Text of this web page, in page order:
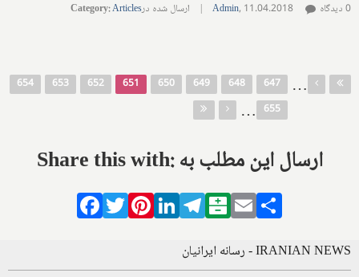
Admin, 11.04.2018
| ارسال شده در Category:Articles 0 دیدگاه
صفحه‌ها
…
647
648
649
650
651
652
653
654
655
…
Share this with: ارسال این مطلب به
Facebook
TwitterPinterestLinkedIn
Telegram
Balatarin
Email
IRANIAN NEWS - رسانه ایرانیان